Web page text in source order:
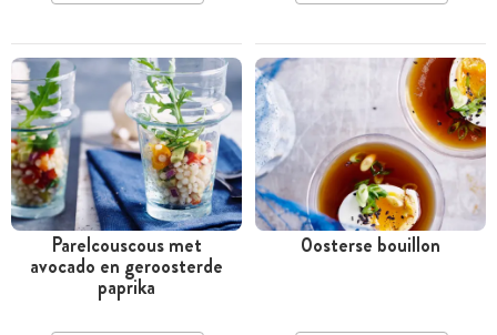
Parelcouscous met
avocado en geroosterde
paprika
0osterse bouillon